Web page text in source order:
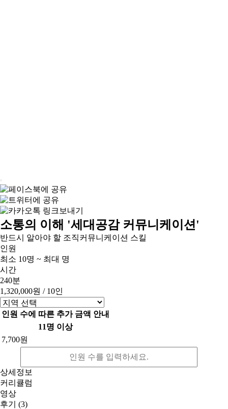
소통의 이해 '세대공감 커뮤니케이션'
반드시 알아야 할 조직커뮤니케이션 스킬
인원
최소 10명 ~ 최대 명
시간
240분
1,320,000원 / 10인
인원 수에 따른 추가 금액 안내
11명 이상
7,700원
상세정보
커리큘럼
영상
후기 (3)